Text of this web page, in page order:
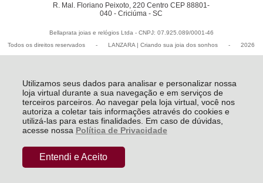
Utilizamos seus dados para analisar e personalizar nossa
loja virtual durante a sua navegação e em serviços de
terceiros parceiros. Ao navegar pela loja virtual, você nos
autoriza a coletar tais informações através do cookies e
utilizá-las para estas finalidades. Em caso de dúvidas,
acesse nossa Política de Privacidade
Entendi e Aceito
R. Mal. Floriano Peixoto, 220 Centro CEP 88801-
040 - Criciúma - SC
Bellaprata joias e relógios Ltda - CNPJ: 07.925.089/0001-46
Todos os direitos reservados
- LANZARA | Criando sua joia dos sonhos - 2026